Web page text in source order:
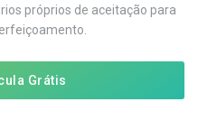
próprios de aceitação para
Grátis